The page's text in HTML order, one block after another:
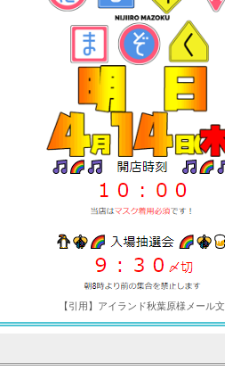
【引用】アイランド秋葉原様メール文